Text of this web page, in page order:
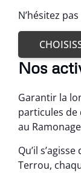
N’hésitez
Nos
Garantir la
particules de
au
Qu’il
Terrou,